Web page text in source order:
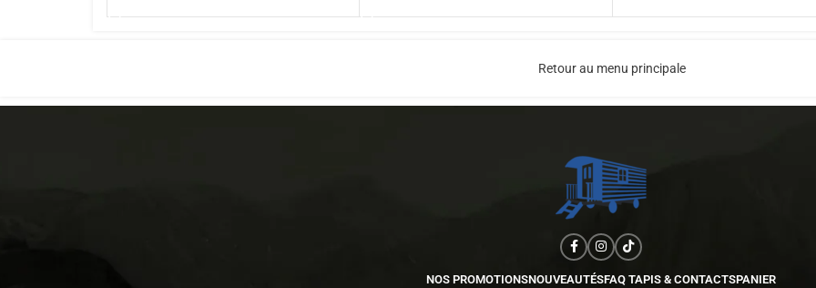
Retour au menu principale
NOS PROMOTIONSNOUVEAUTÉSFAQ TAPIS & CONTACTSPANIER